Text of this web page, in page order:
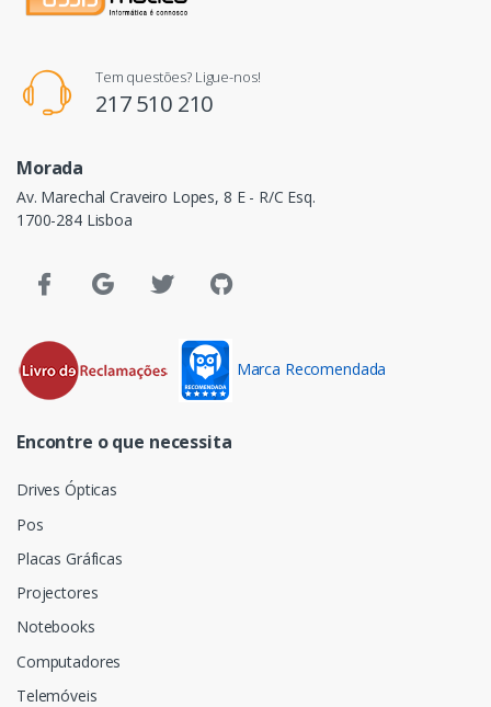
Tem questões? Ligue-nos!
217 510 210
Morada
Av. Marechal Craveiro Lopes, 8 E - R/C Esq.
1700-284 Lisboa
Marca Recomendada
Encontre o que necessita
Drives Ópticas
Pos
Placas Gráficas
Projectores
Notebooks
Computadores
Telemóveis